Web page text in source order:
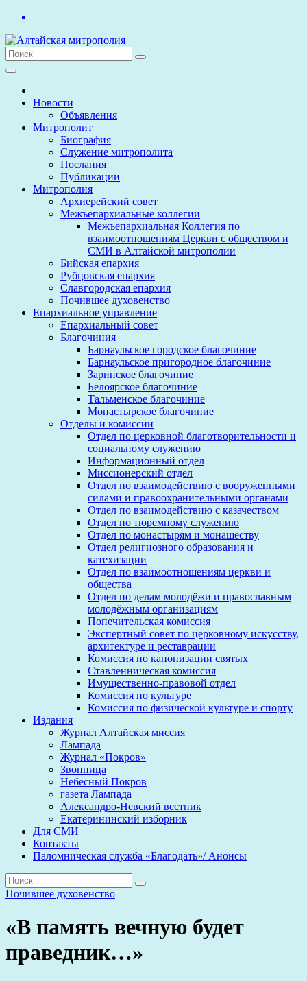
Перейти
содержимому
Новости
Объявления
Митрополит
Биография
Служение митрополита
Послания
Публикации
Митрополия
Архиерейский совет
Межъепархиальные коллегии
Межъепархиальная Коллегия по
взаимоотношениям Церкви с обществом и
СМИ в Алтайской митрополии
Бийская епархия
Рубцовская епархия
Славгородская епархия
Почившее духовенство
Епархиальное управление
Епархиальный совет
Благочиния
Барнаульское городское благочиние
Барнаульское пригородное благочиние
Заринское благочиние
Белоярское благочиние
Тальменское благочиние
Монастырское благочиние
Отделы и комиссии
Отдел по церковной благотворительности и
социальному служению
Информационный отдел
Миссионерский отдел
Отдел по взаимодействию с вооруженными
силами и правоохранительными органами
Отдел по взаимодействию с казачеством
Отдел по тюремному служению
Отдел по монастырям и монашеству
Отдел религиозного образования и
катехизации
Отдел по взаимоотношениям церкви и
общества
Отдел по делам молодёжи и православным
молодёжным организациям
Попечительская комиссия
Экспертный совет по церковному искусству,
архитектуре и реставрации
Комиссия по канонизации святых
Ставленническая комиссия
Имущественно-правовой отдел
Комиссия по культуре
Комиссия по физической культуре и спорту
Издания
Журнал Алтайская миссия
Лампада
Журнал «Покров»
Звонница
Небесный Покров
газета Лампада
Александро-Невский вестник
Екатерининский изборник
Для СМИ
Контакты
Паломническая служба «Благодать»/ Анонсы
Почившее духовенство
«В память вечную будет
праведник…»